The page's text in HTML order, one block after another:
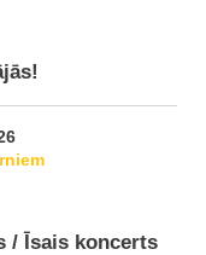
/ Īsais koncerts